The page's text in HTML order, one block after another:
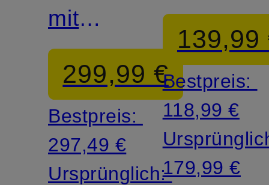
mit
Lochspitze
299,99 €
Bestpreis:
297,49 €
Ursprünglich:
139,99
Bestpreis:
118,99 €
179,99 €